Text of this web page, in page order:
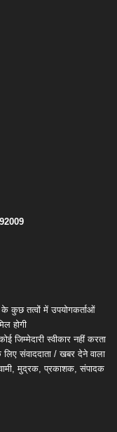
के कुछ तत्वों में उपयोगकर्ताओं
होगी
जिम्मेदारी स्वीकार नहीं करता
संवाददाता / खबर देने वाला
मुद्रक, प्रकाशक, संपादक